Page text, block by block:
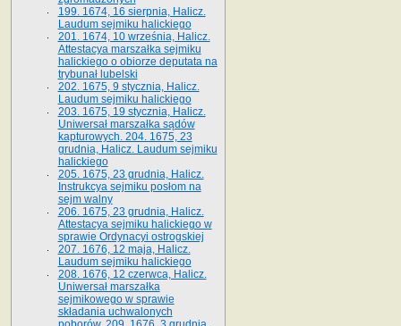
199. 1674, 16 sierpnia, Halicz.
Laudum sejmiku halickiego
201. 1674, 10 września, Halicz.
Attestacya marszałka sejmiku
halickiego o obiorze deputata na
trybunał lubelski
202. 1675, 9 stycznia, Halicz.
Laudum sejmiku halickiego
203. 1675, 19 stycznia, Halicz.
Uniwersał marszałka sądów
kapturowych. 204. 1675, 23
grudnia, Halicz. Laudum sejmiku
halickiego
205. 1675, 23 grudnia, Halicz.
Instrukcya sejmiku posłom na
sejm walny
206. 1675, 23 grudnia, Halicz.
Attestacya sejmiku halickiego w
sprawie Ordynacyi ostrogskiej
207. 1676, 12 maja, Halicz.
Laudum sejmiku halickiego
208. 1676, 12 czerwca, Halicz.
Uniwersał marszałka
sejmikowego w sprawie
składania uchwalonych